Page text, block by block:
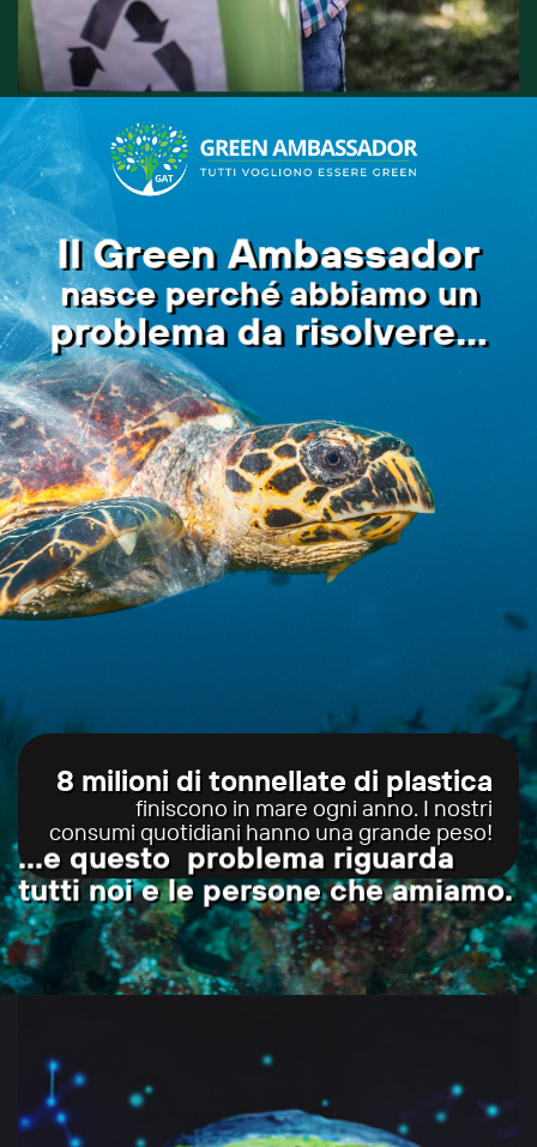
Il Green Ambassador
nasce perché abbiamo un
problema da risolvere...
8 milioni di tonnellate di plastica
finiscono in mare ogni anno. I nostri
consumi quotidiani hanno una grande peso!
...equesto problema riguarda
tutti noi e le persone che amiamo.